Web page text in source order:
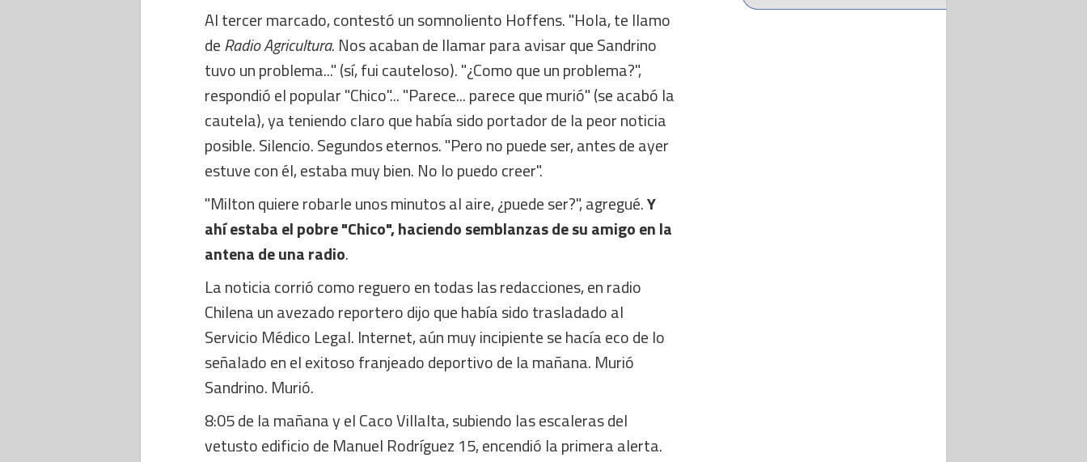
Al tercer marcado, contestó un somnoliento Hoffens. "Hola, te llamo
deRadio Agricultura. Nos acaban de llamar para avisar que Sandrino
tuvo un problema..." (sí, fui cauteloso). "¿Como que un problema?",
respondió el popular "Chico"... "Parece... parece que murió" (se acabó la
cautela), ya teniendo claro que había sido portador de la peor noticia
posible. Silencio. Segundos eternos. "Pero no puede ser, antes de ayer
estuve con él, estaba muy bien. No lo puedo creer".
"Milton quiere robarle unos minutos al aire, ¿puede ser?", agregué.Y
ahí estaba el pobre "Chico", haciendo semblanzas de su amigo en la
antena de una radio.
La noticia corrió como reguero en todas las redacciones, en radio
Chilena un avezado reportero dijo que había sido trasladado al
Servicio Médico Legal. Internet, aún muy incipiente se hacía eco de lo
señalado en el exitoso franjeado deportivo de la mañana. Murió
Sandrino. Murió.
8:05 de la mañana y el Caco Villalta, subiendo las escaleras del
vetusto edificio de Manuel Rodríguez 15, encendió la primera alerta.